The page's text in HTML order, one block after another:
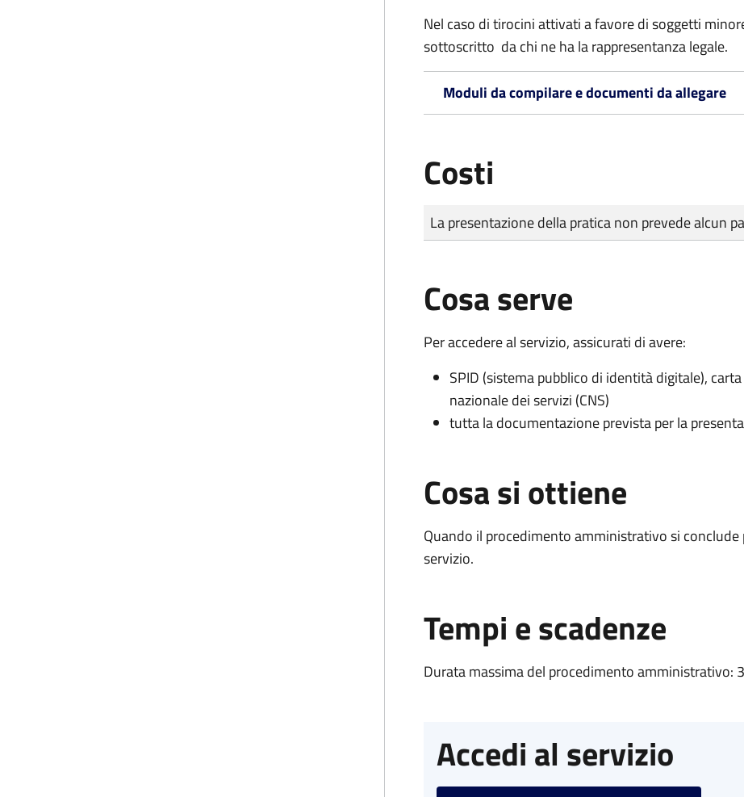
Nel caso di tirocini attivati a favore di soggetti
sottoscritto da chi ne ha la rappresentanza legale.
Moduli da compilare e documenti da allegare
Costi
Tipo di pagamento
Importo
La presentazione della pratica non prevede alcun
Cosa serve
Per accedere al servizio, assicurati di avere:
SPID (sistema pubblico di identità digitale),
nazionale dei servizi (CNS)
tutta la documentazione prevista per la
Cosa si ottiene
Quando il procedimento amministrativo si
servizio.
Tempi e scadenze
Durata massima del procedimento amministrativo:
Accedi al servizio